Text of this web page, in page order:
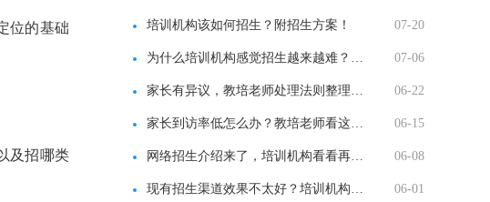
位的基础
及招哪类
培训机构该如何招生？附招生方案！ 07-20
为什么培训机构感觉招生越来越难？如何破局？ 07-06
家长有异议，教培老师处理法则整理汇总！ 06-22
家长到访率低怎么办？教培老师看这里！ 06-15
网络招生介绍来了，培训机构看看再决定！ 06-08
现有招生渠道效果不太好？培训机构该怎么办？ 06-01